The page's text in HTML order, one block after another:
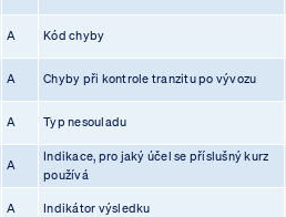
A Kód chyby
A Chyby při kontrole tranzitu po vývozu
A Typ nesouladu
A
Indikace, pro jaký účel se příslušný kurz
používá
A Indikátor výsledku